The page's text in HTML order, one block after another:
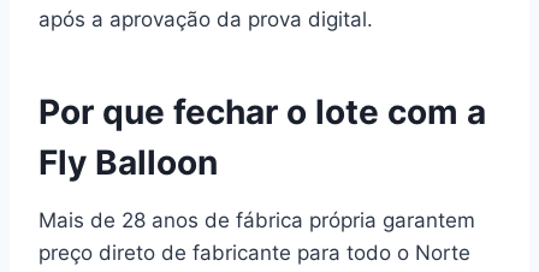
após a aprovação da prova digital.
Por que fechar o lote com a
Fly Balloon
Mais de 28 anos de fábrica própria garantem
preço direto de fabricante para todo o Norte